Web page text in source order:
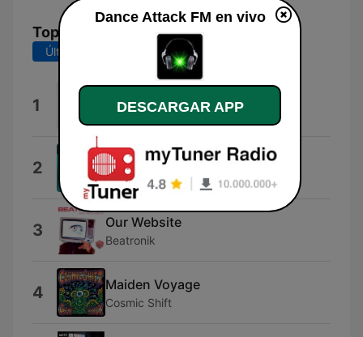
Top Canciones
Últimos 7 días Últimos 30 días
1 Audien
2 Dreamer (Radio Edit)
Suncatcher
3 Our Website
Beatronik
4 Maiden Voyage
Cosmic Shift
Dance Attack FM en vivo
DESCARGAR APP